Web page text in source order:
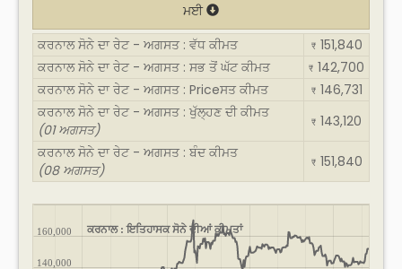
ਮਈ
ਕਰਨਾਲ ਸੋਨੇ ਦਾ ਰੇਟ - ਅਗਸਤ : ਵੱਧ ਕੀਮਤ
₹ 151,840
ਕਰਨਾਲ ਸੋਨੇ ਦਾ ਰੇਟ - ਅਗਸਤ : ਸਭ ਤੋਂ ਘੱਟ ਕੀਮਤ
₹ 142,700
ਕਰਨਾਲ ਸੋਨੇ ਦਾ ਰੇਟ - ਅਗਸਤ : Priceਸਤ ਕੀਮਤ
₹ 146,731
ਕਰਨਾਲ ਸੋਨੇ ਦਾ ਰੇਟ - ਅਗਸਤ : ਖੁੱਲ੍ਹਣ ਦੀ ਕੀਮਤ
(01 ਅਗਸਤ)
₹ 143,120
ਕਰਨਾਲ ਸੋਨੇ ਦਾ ਰੇਟ - ਅਗਸਤ : ਬੰਦ ਕੀਮਤ
(08 ਅਗਸਤ)
₹ 151,840
ਕਰਨਾਲ : ਇਤਿਹਾਸਕ ਸੋਨੇ ਦੀਆਂ ਕੀਮਤਾਂ
140,000
160,000